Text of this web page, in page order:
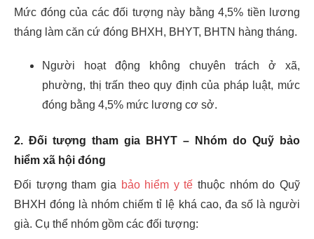
Mức đóng của các đối tượng này bằng 4,5% tiền lương
tháng làm căn cứ đóng BHXH, BHYT, BHTN hàng tháng.
Người hoạt động không chuyên trách ở xã,
phường, thị trấn theo quy định của pháp luật, mức
đóng bằng 4,5% mức lương cơ sở.
2. Đối tượng tham gia BHYT – Nhóm do Quỹ bảo
hiểm xã hội đóng
Đối tượng tham gia bảo hiểm y tế thuộc nhóm do Quỹ
BHXH đóng là nhóm chiếm tỉ lệ khá cao, đa số là người
già. Cụ thể nhóm gồm các đối tượng: